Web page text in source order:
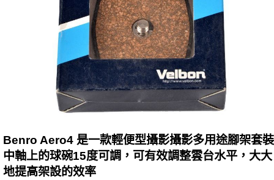
Benro Aero4 是一款輕便型攝影攝影多用途腳架套裝
中軸上的球碗15度可調，可有效調整雲台水平，大大
地提高架設的效率